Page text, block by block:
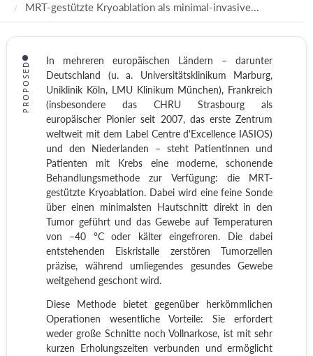
MRT-gestützte Kryoablation als minimal-invasive...
PROPOSED
In mehreren europäischen Ländern – darunter
Deutschland (u. a. Universitätsklinikum Marburg,
Uniklinik Köln, LMU Klinikum München), Frankreich
(insbesondere das CHRU Strasbourg als
europäischer Pionier seit 2007, das erste Zentrum
weltweit mit dem Label Centre d'Excellence IASIOS)
und den Niederlanden – steht Patientinnen und
Patienten mit Krebs eine moderne, schonende
Behandlungsmethode zur Verfügung: die MRT-
gestützte Kryoablation. Dabei wird eine feine Sonde
über einen minimalsten Hautschnitt direkt in den
Tumor geführt und das Gewebe auf Temperaturen
von –40 °C oder kälter eingefroren. Die dabei
entstehenden Eiskristalle zerstören Tumorzellen
präzise, während umliegendes gesundes Gewebe
weitgehend geschont wird.
Diese Methode bietet gegenüber herkömmlichen
Operationen wesentliche Vorteile: Sie erfordert
weder große Schnitte noch Vollnarkose, ist mit sehr
kurzen Erholungszeiten verbunden und ermöglicht